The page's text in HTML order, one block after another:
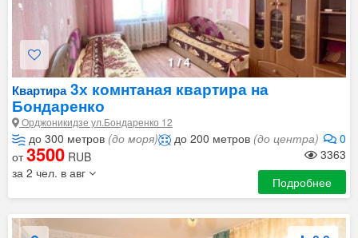
1/4
Квартира3х комнтаная квартира на
Бондаренко
Орджоникидзе ул.Бондаренко 12
до 300 метров (до моря) 0
до 200 метров (до центра)
3363
от3500 RUB
за 2 чел. в авг
Подробнее